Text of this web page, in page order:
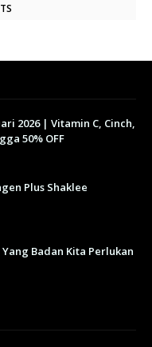
2026 | Vitamin C, Cinch,
50% OFF
Plus Shaklee
Badan Kita Perlukan